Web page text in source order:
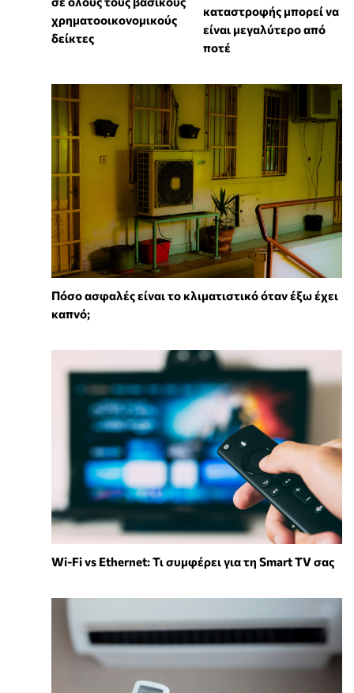
χρηματοοικονομικούς
δείκτες
καταστροφής μπορεί να
είναι μεγαλύτερο από
ποτέ
Πόσο ασφαλές είναι το κλιματιστικό όταν έξω έχει
καπνό;
Wi-Fi vs Ethernet: Τι συμφέρει για τη Smart TV σας